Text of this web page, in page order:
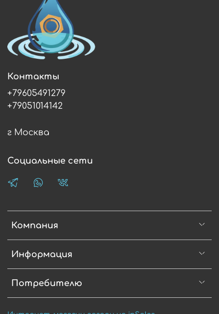
Компания
Информация
Потребителю
Контакты
+79605491279
+79051014142
г Москва
Социальные сети